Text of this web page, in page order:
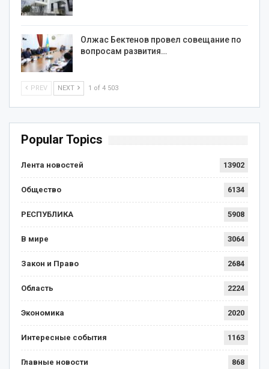
Олжас Бектенов провел совещание по
вопросам развития…
PREV NEXT 1 of 4 503
Popular Topics
Лента новостей 13902
Общество 6134
РЕСПУБЛИКА 5908
В мире 3064
Закон и Право 2684
Область 2224
Экономика 2020
Интересные события 1163
Главные новости 868